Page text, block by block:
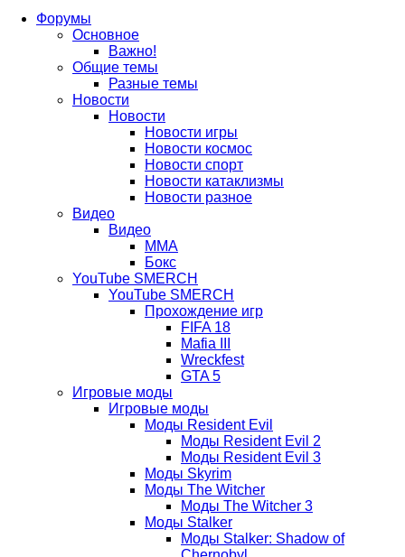
вкладке)
вкладке)
новой
вкладке)
в
новой
вкладке)
(Откроется
новой
вкладке)
Форумы
Основное
Важно!
Общие темы
Разные темы
Новости
Новости
Новости игры
Новости космос
Новости спорт
Новости катаклизмы
Новости разное
Видео
Видео
ММА
Бокс
YouTube SMERCH
YouTube SMERCH
Прохождение игр
FIFA 18
Mafia III
Wreckfest
GTA 5
Игровые моды
Игровые моды
Моды Resident Evil
Моды Resident Evil 2
Моды Resident Evil 3
Моды Skyrim
Моды The Witcher
Моды The Witcher 3
Моды Stalker
Моды Stalker: Shadow of